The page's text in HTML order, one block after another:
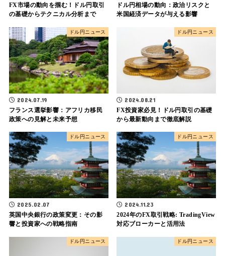
FX市場の動向を掴む！ドル円取引
の基礎からテクニカル分析まで
ドル円相場の動向：政治リスクと
米国経済データが与える影響
ドル円ニュース
2024.07.19
フランス選挙影響：アフリカ移民
政策への見解と未来予想
ドル円ニュース
2024.08.21
FX投資家必見！ドル円取引の基礎
から最新動向まで徹底解説
ドル円ニュース
2025.02.07
英国中央銀行の政策変更：その影
響と投資家への戦略指南
ドル円ニュース
2024.11.23
2024年のFX取引戦略: TradingView
対応ブローカーと活用法
ドル円ニュース ドル円ニュース